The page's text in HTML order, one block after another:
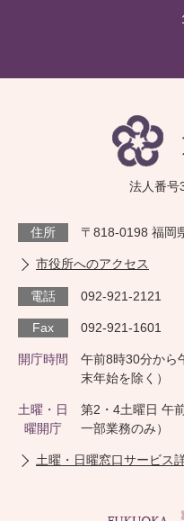
法人番号
住所 〒818-0198 福岡
市役所へのアクセス
電話 092-921-2121
Fax 092-921-1601
開庁時間
午前8時30分から
末年始を除く）
土曜・日
曜開庁
第2・4土曜日 午
一部業務のみ）
土曜・日曜窓口サービス